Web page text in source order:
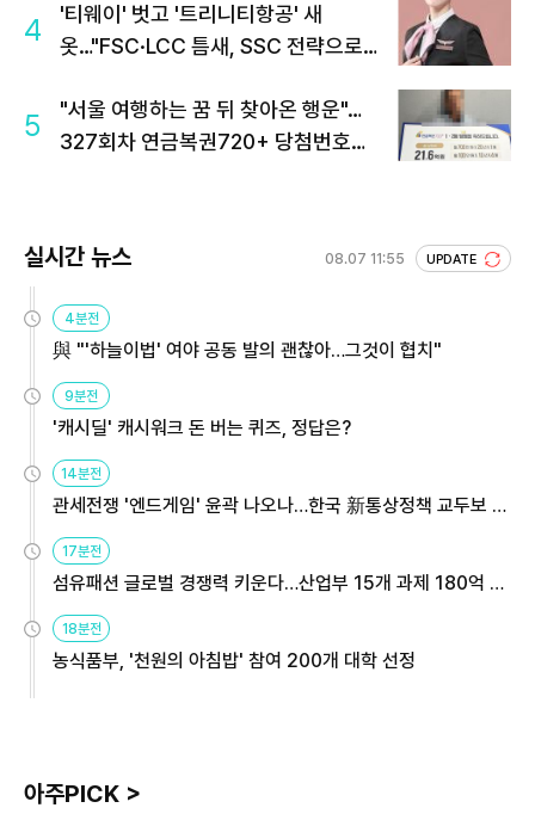
4
'티웨이' 벗고 '트리니티항공' 새
옷…"FSC·LCC 틈새, SSC 전략으로
5
"서울 여행하는 꿈 뒤 찾아온 행운"…
327회차 연금복권720+ 당첨번호조
실시간 뉴스 08.07 11:55 UPDATE
4분전
與 "'하늘이법' 여야 공동 발의 괜찮아…그것이 협치"
9분전
'캐시딜' 캐시워크 돈 버는 퀴즈, 정답은?
14분전
관세전쟁 '엔드게임' 윤곽 나오나…한국 新통상정책 교두보 활
용해야
17분전
섬유패션 글로벌 경쟁력 키운다…산업부 15개 과제 180억 지
원
18분전
농식품부, '천원의 아침밥' 참여 200개 대학 선정
아주PICK >